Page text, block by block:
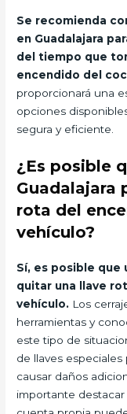
Se recomienda
en Guadalajara
del tiempo que
encendido del
proporcionará una
opciones
segura y eficiente.
¿Es posible
Guadalajara
rota del
vehículo?
Sí, es posible que
quitar una llave
vehículo. Los
herramientas y
este tipo de
de llaves especiales
causar daños
importante